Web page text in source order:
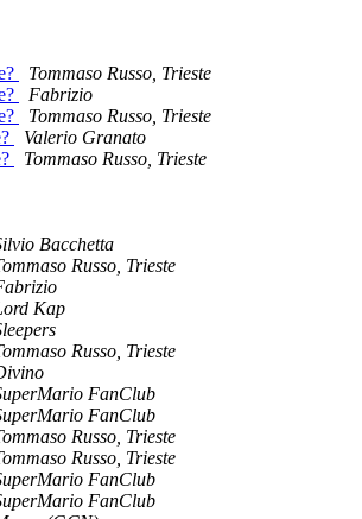
Tommaso Russo, Trieste
Fabrizio
Tommaso Russo, Trieste
Valerio Granato
Tommaso Russo, Trieste
Bacchetta
Russo, Trieste
Kap
Russo, Trieste
FanClub
FanClub
Russo, Trieste
Russo, Trieste
FanClub
FanClub